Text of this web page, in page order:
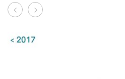
Navigazione
per
GUAR.VERTICALE
MILLENIUM
GUAR.COPRI
PER